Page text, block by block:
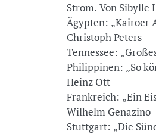
Strom. Von Sibylle
Ägypten: „Kairoer
Christoph Peters
Tennessee:
Philippinen: „So
Heinz Ott
Frankreich: „Ein
Wilhelm Genazino
Stuttgart: „Die